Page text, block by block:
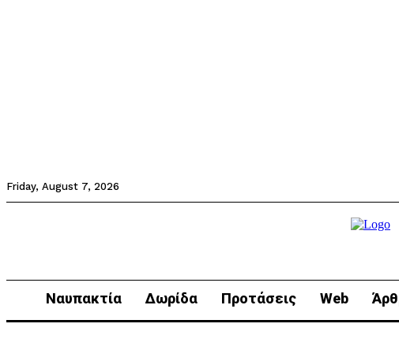
Friday, August 7, 2026
Ναυπακτία Δωρίδα Προτάσεις Web